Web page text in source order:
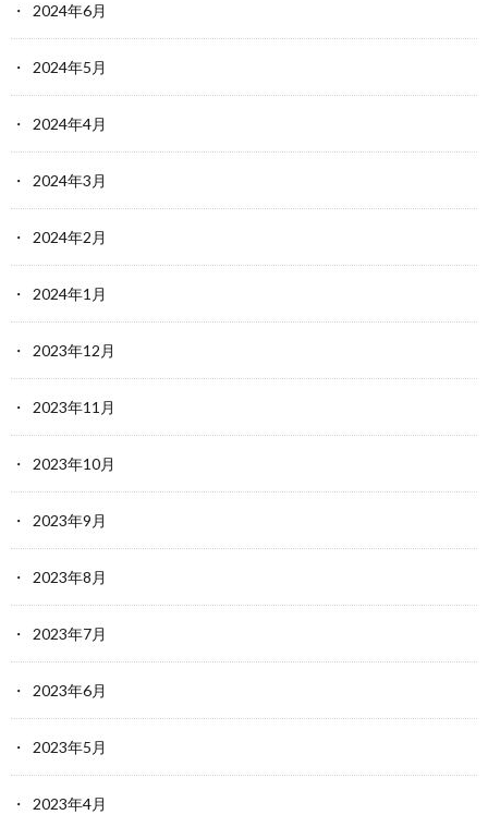
2024年6月
2024年5月
2024年4月
2024年3月
2024年2月
2024年1月
2023年12月
2023年11月
2023年10月
2023年9月
2023年8月
2023年7月
2023年6月
2023年5月
2023年4月